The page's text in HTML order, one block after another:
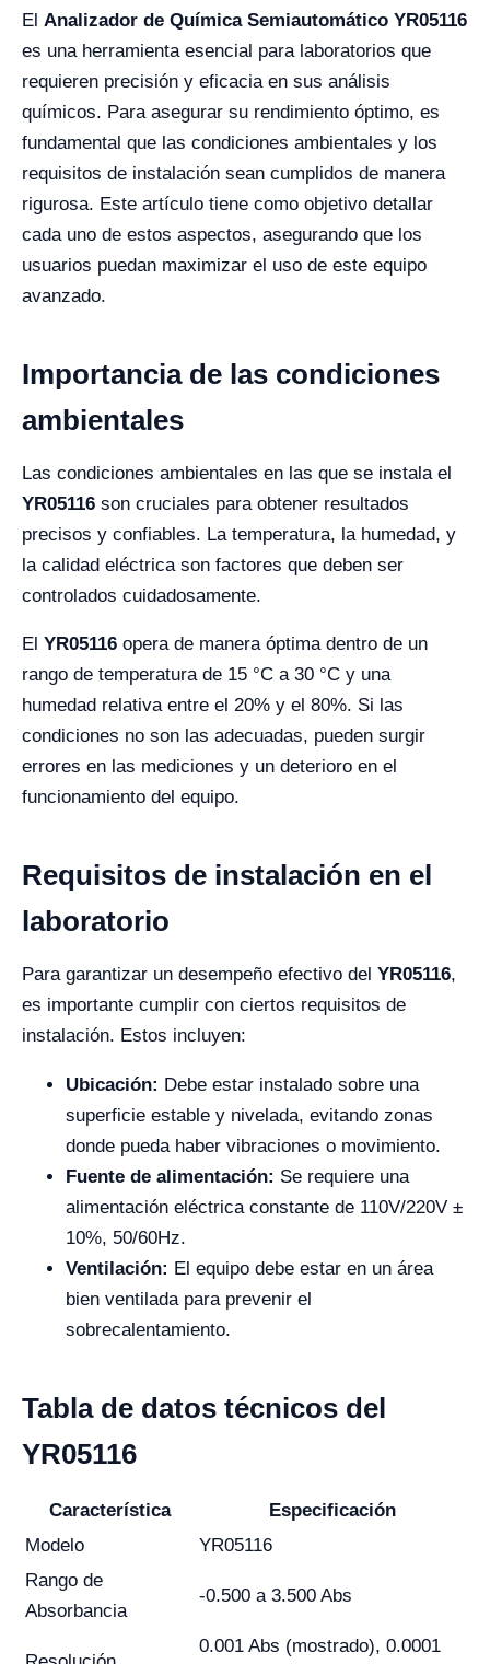
El Analizador de Química Semiautomático YR05116
es una herramienta esencial para laboratorios que
requieren precisión y eficacia en sus análisis
químicos. Para asegurar su rendimiento óptimo, es
fundamental que las condiciones ambientales y los
requisitos de instalación sean cumplidos de manera
rigurosa. Este artículo tiene como objetivo detallar
cada uno de estos aspectos, asegurando que los
usuarios puedan maximizar el uso de este equipo
avanzado.
Importancia de las condiciones
ambientales
Las condiciones ambientales en las que se instala el
YR05116 son cruciales para obtener resultados
precisos y confiables. La temperatura, la humedad, y
la calidad eléctrica son factores que deben ser
controlados cuidadosamente.
El YR05116 opera de manera óptima dentro de un
rango de temperatura de 15 °C a 30 °C y una
humedad relativa entre el 20% y el 80%. Si las
condiciones no son las adecuadas, pueden surgir
errores en las mediciones y un deterioro en el
funcionamiento del equipo.
Requisitos de instalación en el
laboratorio
Para garantizar un desempeño efectivo del YR05116,
es importante cumplir con ciertos requisitos de
instalación. Estos incluyen:
Ubicación: Debe estar instalado sobre una
superficie estable y nivelada, evitando zonas
donde pueda haber vibraciones o movimiento.
Fuente de alimentación: Se requiere una
alimentación eléctrica constante de 110V/220V ±
10%, 50/60Hz.
Ventilación: El equipo debe estar en un área
bien ventilada para prevenir el
sobrecalentamiento.
Tabla de datos técnicos del
YR05116
Característica
Especificación
Modelo
YR05116
Rango de
Absorbancia
-0.500 a 3.500 Abs
0.001 Abs (mostrado), 0.0001